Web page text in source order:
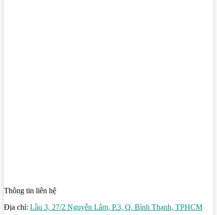
Thông tin liên hệ
Địa chỉ: Lầu 3, 27/2 Nguyễn Lâm, P.3, Q. Bình Thạnh, TPHCM